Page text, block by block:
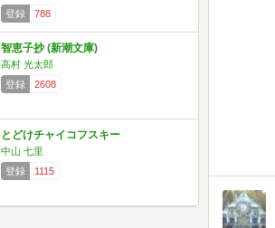
登録
788
智恵子抄 (新潮文庫)
高村 光太郎
登録
2608
とどけチャイコフスキー
中山 七里
登録
1115